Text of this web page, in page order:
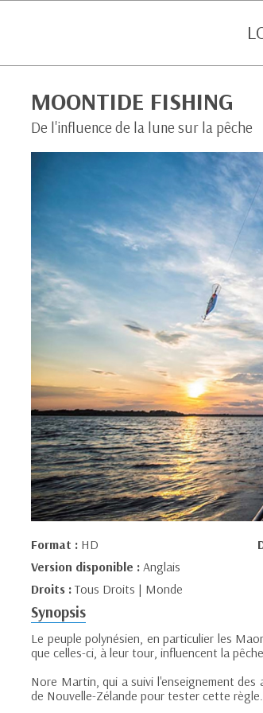
MOONTIDE FISHING
De l'influence de la lune sur la pêche
Format : HD
Version disponible : Anglais
Droits :Tous Droits | Monde
Synopsis
Le peuple polynésien, en particulier les
que celles-ci, à leur tour, influencent la
Nore Martin, qui a suivi l'enseignement des
de Nouvelle-Zélande pour tester cette règle.